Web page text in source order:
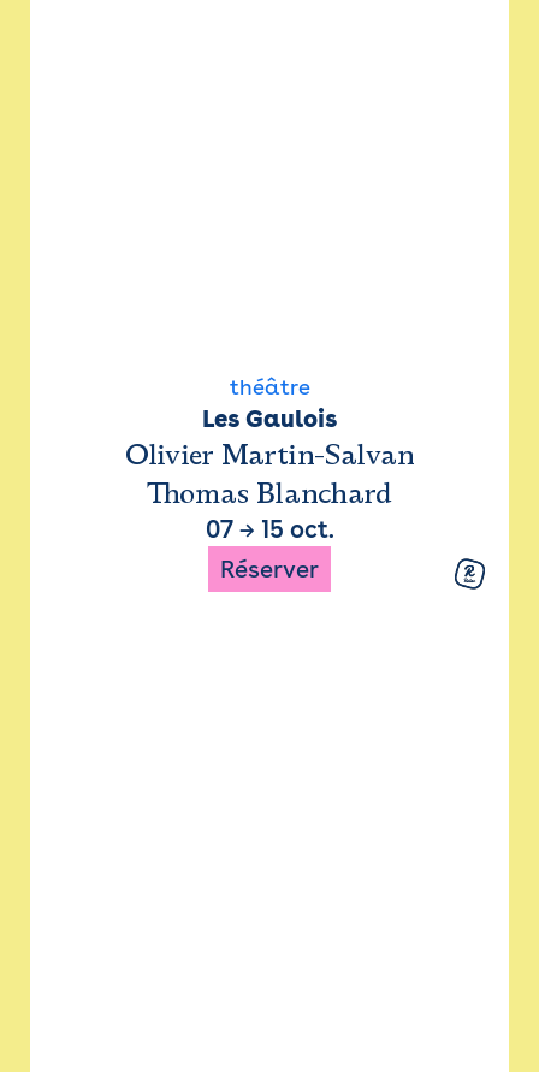
théâtre
Les Gaulois
Olivier Martin-Salvan
Thomas Blanchard
07→ 15 oct.
Réserver